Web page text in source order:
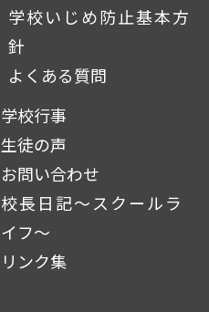
学校いじめ防止基本方
針
よくある質問
学校行事
生徒の声
お問い合わせ
校長日記～スクールラ
イフ～
リンク集